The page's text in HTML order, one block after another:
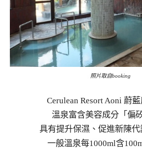
照片取自booking
Cerulean Resort Aoni 蔚藍
溫泉富含美容成分「偏
具有提升保濕、促進新陳代
一般溫泉每1000ml含